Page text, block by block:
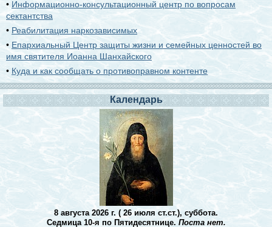
• Информационно-консультационный центр по вопросам
сектантства
• Реабилитация наркозависимых
• Епархиальный Центр защиты жизни и семейных ценностей во
имя святителя Иоанна Шанхайского
• Куда и как сообщать о противоправном контенте
Календарь
8 августа 2026 г. ( 26 июля ст.ст.), суббота.
Седмица 10-я по Пятидесятнице. Поста нет.